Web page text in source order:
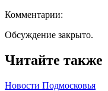
Комментарии:
Обсуждение закрыто.
Читайте также
Новости Подмосковья